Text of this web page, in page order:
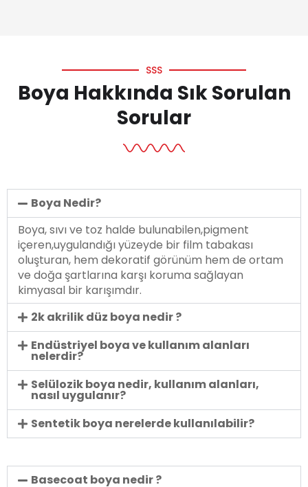
SSS
Boya Hakkında Sık Sorulan
Sorular
Boya Nedir?
Boya, sıvı ve toz halde bulunabilen,pigment
içeren,uygulandığı yüzeyde bir film tabakası
oluşturan, hem dekoratif görünüm hem de ortam
ve doğa şartlarına karşı koruma sağlayan
kimyasal bir karışımdır.
2k akrilik düz boya nedir ?
Endüstriyel boya ve kullanım alanları
nelerdir?
Selülozik boya nedir, kullanım alanları,
nasıl uygulanır?
Sentetik boya nerelerde kullanılabilir?
Basecoat boya nedir ?